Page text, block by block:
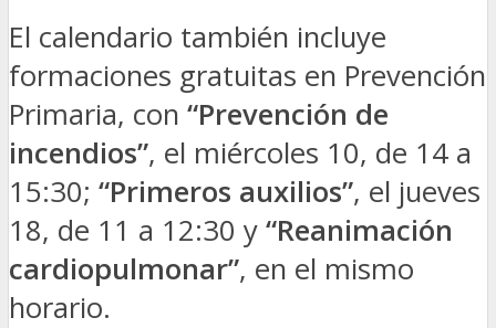
El calendario también incluye
formaciones gratuitas en Prevención
Primaria, con “Prevención de
incendios”, el miércoles 10, de 14 a
15:30; “Primeros auxilios”, el jueves
18, de 11 a 12:30 y “Reanimación
cardiopulmonar”, en el mismo
horario.